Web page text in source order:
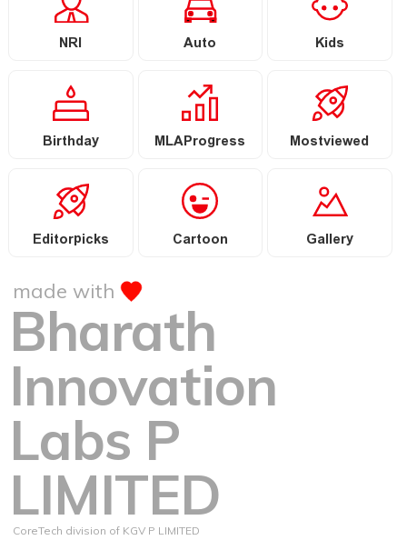
NRI Auto Kids
Birthday MLAProgress Mostviewed
Editorpicks Cartoon Gallery
made with
Bharath
Innovation
Labs P
LIMITED
CoreTech division of KGV P LIMITED